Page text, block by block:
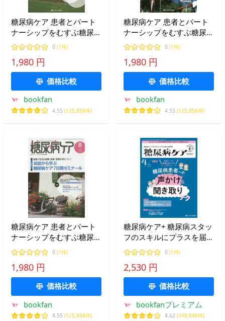
糖尿病ケア 患者とパート
ナーシップをむすぶ糖尿病
療養援助 Vol.12No.4(2015-
4)
0 (1件)
1,980 円
価格比較
bookfan
4.55 (125,856件)
糖尿病ケア 患者とパート
ナーシップをむすぶ糖尿病
療養援助 Vol.12No.7(2015-
7)
0 (1件)
1,980 円
価格比較
bookfan
4.55 (125,856件)
糖尿病ケア 患者とパート
ナーシップをむすぶ糖尿病
療養援助 Vol.12No.8(2015-
8)
0 (1件)
1,980 円
価格比較
bookfan
4.55 (125,856件)
糖尿病ケア+ 糖尿病スタッ
フのスキルにプラスを届け
る専門誌 第21巻4号(2024-
4)
0 (1件)
2,530 円
価格比較
bookfanプレミアム
4.62 (140,946件)